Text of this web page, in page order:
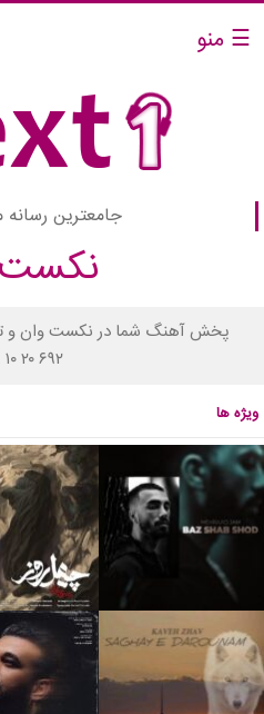
☰ منو
جامعترین رسانه
پخش آهنگ شما در نکست وان و
۰۹۳۸ ۱۰
ویژه ها